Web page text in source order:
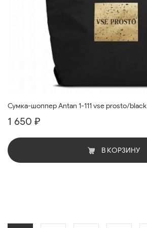
Сумка-шоппер Antan 1-111 vse prosto/black
1 650 ₽
В КОРЗИНУ